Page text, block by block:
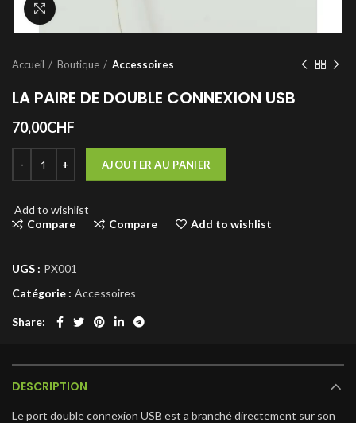
Click to enlarge
Accueil Boutique Accessoires
LA PAIRE DE DOUBLE CONNEXION USB
70,00CHF
AJOUTER AU PANIER
Add to wishlist
Compare
Compare Add to wishlist
UGS : PX001
Catégorie : Accessoires
Share
DESCRIPTION
Le port double connexion USB est a branché directement sur son